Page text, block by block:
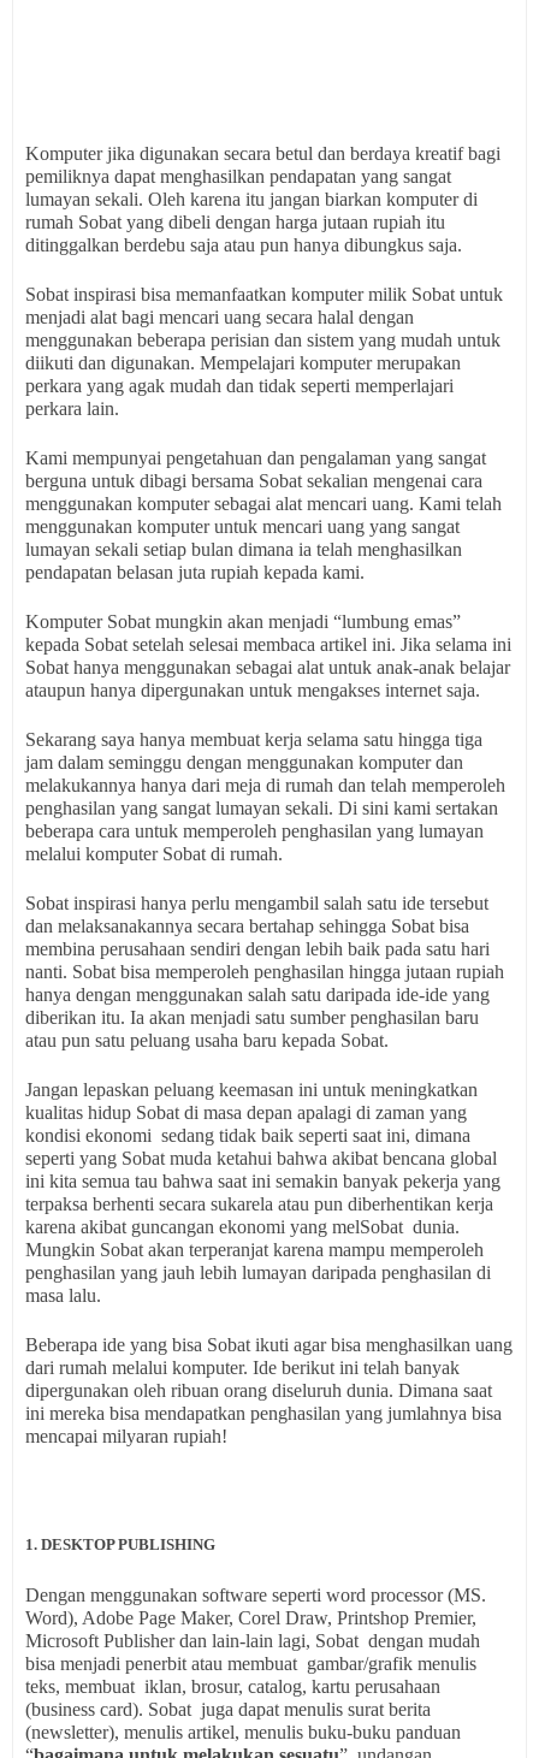
Komputer jika digunakan secara betul dan berdaya kreatif bagi
pemiliknya dapat menghasilkan pendapatan yang sangat
lumayan sekali. Oleh karena itu jangan biarkan komputer di
rumah Sobat yang dibeli dengan harga jutaan rupiah itu
ditinggalkan berdebu saja atau pun hanya dibungkus saja.
Sobat inspirasi bisa memanfaatkan komputer milik Sobat untuk
menjadi alat bagi mencari uang secara halal dengan
menggunakan beberapa perisian dan sistem yang mudah untuk
diikuti dan digunakan. Mempelajari komputer merupakan
perkara yang agak mudah dan tidak seperti memperlajari
perkara lain.
Kami mempunyai pengetahuan dan pengalaman yang sangat
berguna untuk dibagi bersama Sobat sekalian mengenai cara
menggunakan komputer sebagai alat mencari uang. Kami telah
menggunakan komputer untuk mencari uang yang sangat
lumayan sekali setiap bulan dimana ia telah menghasilkan
pendapatan belasan juta rupiah kepada kami.
Komputer Sobat mungkin akan menjadi “lumbung emas”
kepada Sobat setelah selesai membaca artikel ini. Jika selama ini
Sobat hanya menggunakan sebagai alat untuk anak-anak belajar
ataupun hanya dipergunakan untuk mengakses internet saja.
Sekarang saya hanya membuat kerja selama satu hingga tiga
jam dalam seminggu dengan menggunakan komputer dan
melakukannya hanya dari meja di rumah dan telah memperoleh
penghasilan yang sangat lumayan sekali. Di sini kami sertakan
beberapa cara untuk memperoleh penghasilan yang lumayan
melalui komputer Sobat di rumah.
Sobat inspirasi hanya perlu mengambil salah satu ide tersebut
dan melaksanakannya secara bertahap sehingga Sobat bisa
membina perusahaan sendiri dengan lebih baik pada satu hari
nanti. Sobat bisa memperoleh penghasilan hingga jutaan rupiah
hanya dengan menggunakan salah satu daripada ide-ide yang
diberikan itu. Ia akan menjadi satu sumber penghasilan baru
atau pun satu peluang usaha baru kepada Sobat.
Jangan lepaskan peluang keemasan ini untuk meningkatkan
kualitas hidup Sobat di masa depan apalagi di zaman yang
kondisi ekonomi sedang tidak baik seperti saat ini, dimana
seperti yang Sobat muda ketahui bahwa akibat bencana global
ini kita semua tau bahwa saat ini semakin banyak pekerja yang
terpaksa berhenti secara sukarela atau pun diberhentikan kerja
karena akibat guncangan ekonomi yang melSobat dunia.
Mungkin Sobat akan terperanjat karena mampu memperoleh
penghasilan yang jauh lebih lumayan daripada penghasilan di
masa lalu.
Beberapa ide yang bisa Sobat ikuti agar bisa menghasilkan uang
dari rumah melalui komputer. Ide berikut ini telah banyak
dipergunakan oleh ribuan orang diseluruh dunia. Dimana saat
ini mereka bisa mendapatkan penghasilan yang jumlahnya bisa
mencapai milyaran rupiah!
1. DESKTOP PUBLISHING
Dengan menggunakan software seperti word processor (MS.
Word), Adobe Page Maker, Corel Draw, Printshop Premier,
Microsoft Publisher dan lain-lain lagi, Sobat dengan mudah
bisa menjadi penerbit atau membuat gambar/grafik menulis
teks, membuat iklan, brosur, catalog, kartu perusahaan
(business card). Sobat juga dapat menulis surat berita
(newsletter), menulis artikel, menulis buku-buku panduan